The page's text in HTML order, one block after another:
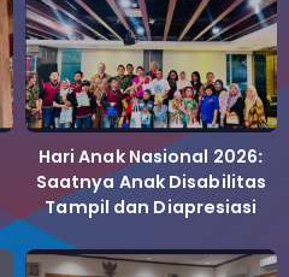
Hari Anak Nasional 2026:
Saatnya Anak Disabilitas
Tampil dan Diapresiasi